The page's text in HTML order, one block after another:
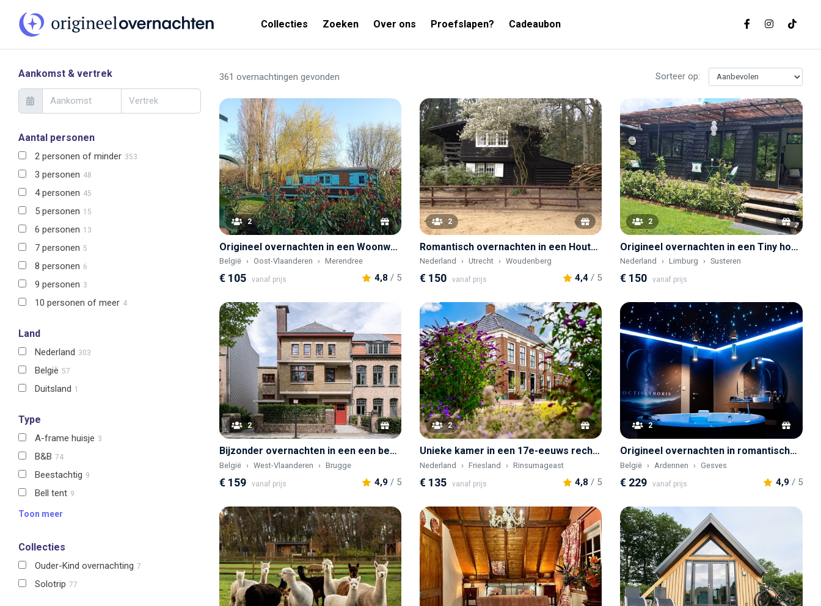
Collecties Zoeken Over ons Proefslapen? Cadeaubon
Aankomst & vertrek
Aantal personen
2 personen of minder 353
3 personen 48
4 personen 45
5 personen 15
6 personen 13
7 personen 5
8 personen 6
9 personen 3
10 personen of meer 4
Land
Nederland 303
België 57
Duitsland 1
Type
A-frame huisje 3
B&B 74
Beestachtig 9
Bell tent 9
Toon meer
Collecties
Ouder-Kind overnachting 7
Solotrip 77
Sorteer op:
361 overnachtingen gevonden
2
Origineel overnachten in een Woonwagen in het groen
België Oost-Vlaanderen Merendree
€ 105 vanaf prijs 4,8 / 5
2
Romantisch overnachten in een Houten guesthouse op een landgoed
Nederland Utrecht Woudenberg
€ 150 vanaf prijs 4,4 / 5
2
Origineel overnachten in een Tiny house in het smalste stukje Nederland
Nederland Limburg Susteren
€ 150 vanaf prijs
2
Bijzonder overnachten in een een beschermd monument in Brugge
België West-Vlaanderen Brugge
€ 159 vanaf prijs 4,9/ 5
2
Unieke kamer in een 17e-eeuws rechthuis in Friesland
Nederland Friesland Rinsumageast
€ 135 vanaf prijs 4,8 / 5
2
Origineel overnachten in romantische suite onder de sterren met een grote jacuzzi
België Ardennen Gesves
€ 229 vanaf prijs 4,9/ 5